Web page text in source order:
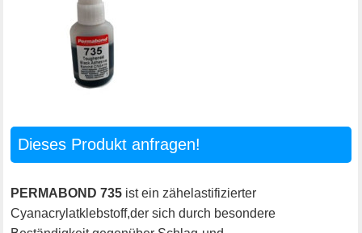
Dieses Produkt anfragen!
PERMABOND 735 ist ein zähelastifizierter
Cyanacrylatklebstoff,der sich durch besondere